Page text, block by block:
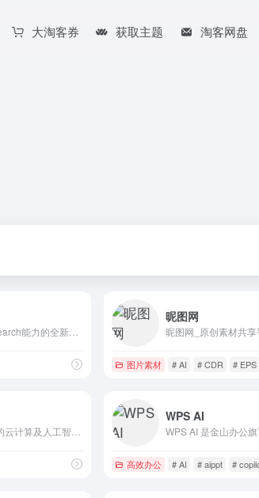
大淘客券 获取主题 淘客网盘
昵图网
图片素材 # AI # CDR # EPS
WPS AI
高效办公 # AI # aippt #